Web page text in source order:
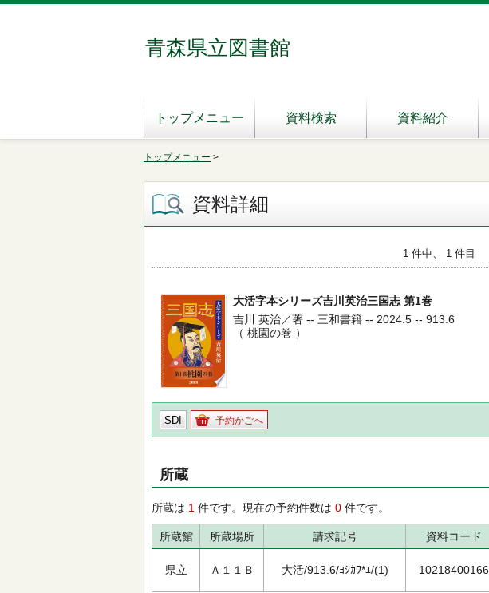
青森県立図書館
トップメニュー 資料検索 資料紹介
トップメニュー >
資料詳細
1 件中、 1 件目
大活字本シリーズ吉川英治三国志 第1巻
吉川 英治／著 -- 三和書籍 -- 2024.5 -- 913.6
（ 桃園の巻 ）
SDI 予約かごへ
所蔵
所蔵は 1 件です。現在の予約件数は 0 件です。
所蔵館 所蔵場所 請求記号 資料コード
県立 Ａ１１Ｂ 大活/913.6/ﾖｼｶﾜ*ｴ/(1) 10218400166